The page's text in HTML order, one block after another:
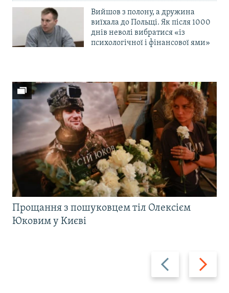
Вийшов з полону, а дружина
виїхала до Польщі. Як після 1000
днів неволі вибратися «із
психологічної і фінансової ями»
Назад Вперед
Прощання з пошуковцем тіл Олексієм
Юковим у Києві